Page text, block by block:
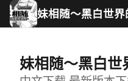
妹相随～黑白世
妹相随～黑白世